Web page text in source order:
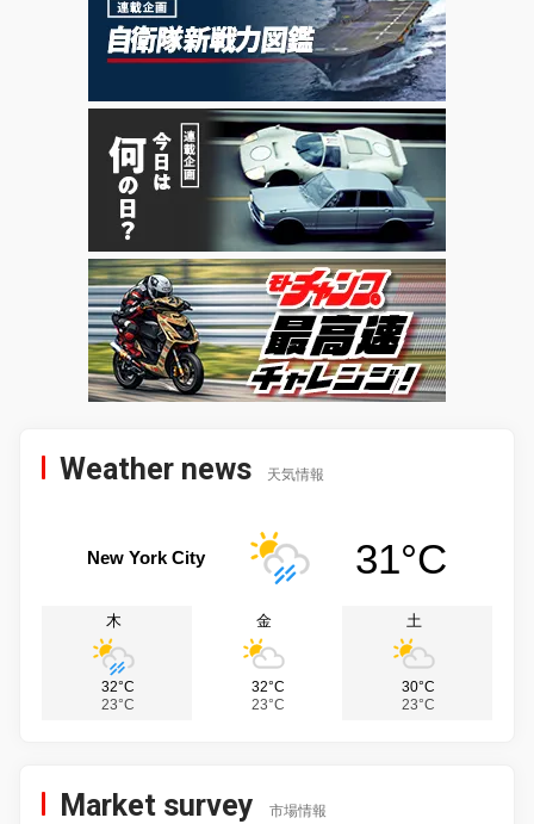
Weather news 天気情報
New York City 31°C
木
32°C
23°C
金
32°C
23°C
土
30°C
23°C
Market survey 市場情報